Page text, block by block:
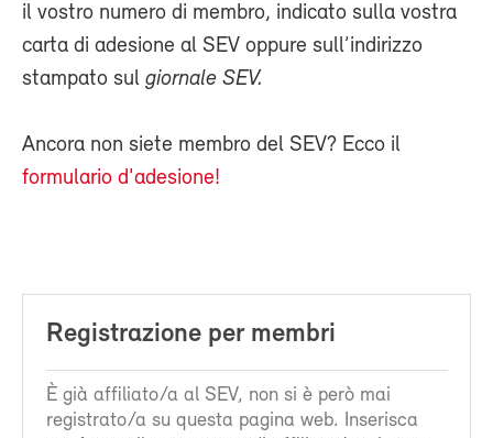
il vostro numero di membro, indicato sulla vostra
carta di adesione al SEV oppure sull’indirizzo
stampato sul giornale SEV.
Ancora non siete membro del SEV? Ecco il
formulario d'adesione!
Registrazione per membri
È già affiliato/a al SEV, non si è però mai
registrato/a su questa pagina web. Inserisca